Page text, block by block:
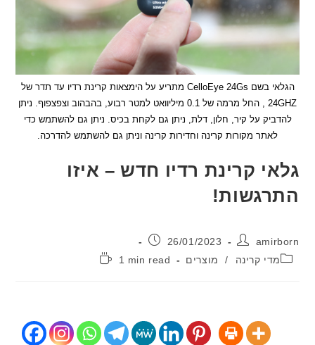
הגלאי בשם CelloEye 24Gs מתריע על הימצאות קרינת רדיו עד תדר של
24GHZ , החל מרמה של 0.1 מיליוואט למטר רבוע, בהבהוב וצפצפוף. ניתן
על קיר, חלון, דלת, ניתן גם לקחת בכיס. ניתן גם להשתמש כדי
לאתר מקורות קרינה וחדירות קרינה וניתן גם להשתמש להדרכה.
קרינת רדיו חדש – איזו
פורסם:
26/01/2023
קרינה / מוצרים
זמן
1 min read